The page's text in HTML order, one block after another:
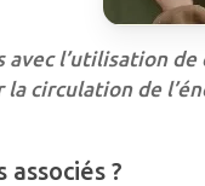
avec l’utilisation
la circulation de
?